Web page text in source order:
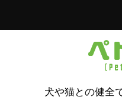
犬や猫との健全